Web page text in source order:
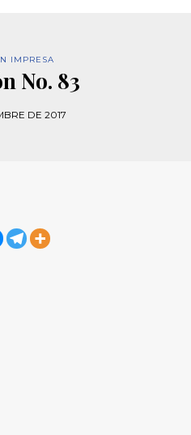
IMPRESA
No. 83
DE 2017